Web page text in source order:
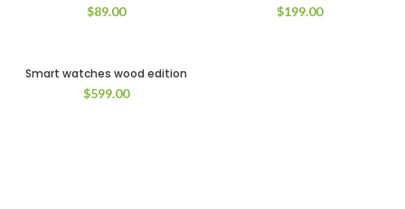
$89.00
$199.00
Smart watches wood edition
$599.00